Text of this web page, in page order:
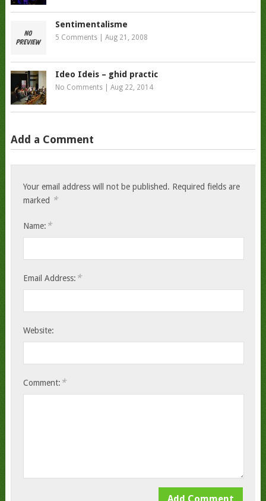
Sentimentalisme
5 Comments| Aug 21, 2008
Ideo Ideis – ghid practic
No Comments| Aug 22, 2014
Add a Comment
Your email address will not be published. Required fields are
marked *
Name: *
Email Address: *
Website:
Comment: *